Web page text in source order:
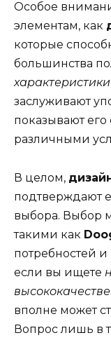
Особое
элементам, как
которые
большинства
характеристики
заслуживают
показывают его
различными
В целом,
подтверждают
выбора. Выбор
такими как
потребностей
если вы ищете
вполне может
Вопрос лишь в